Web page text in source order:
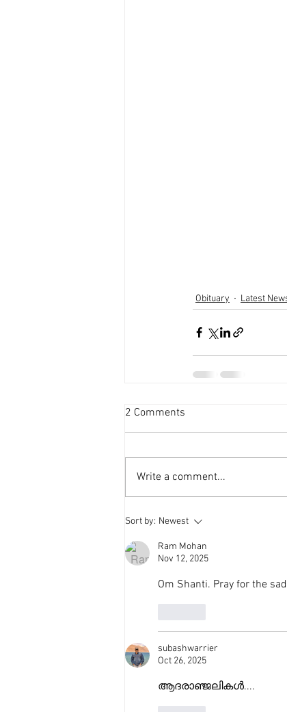
Obituary Latest
2 Comments
Write a comment...
Sort by: Newest
Ram Mohan
Nov 12, 2025
Om Shanti. Pray for the
subashwarrier
Oct 26, 2025
ആദരാഞ്ജലികൾ....